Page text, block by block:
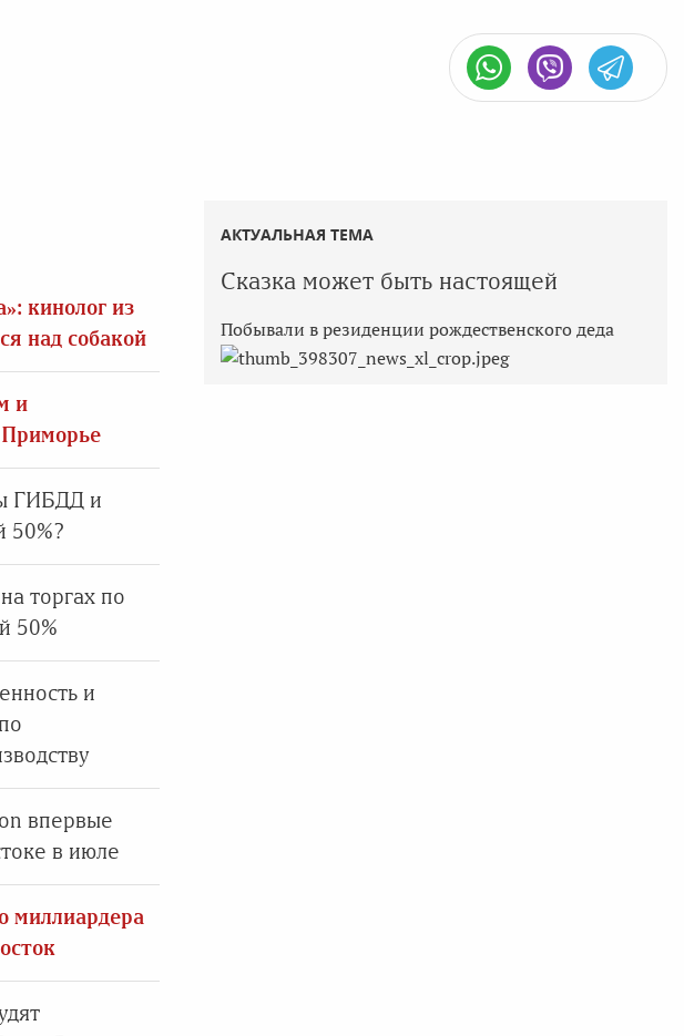
кинолог из
над собакой
и
ГИБДД и
50%?
торгах по
50%
и
впервые
в июле
миллиардера
АКТУАЛЬНАЯ ТЕМА
Сказка может быть настоящей
Побывали в резиденции рождественского деда